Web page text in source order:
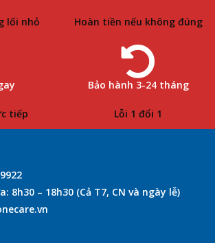
lối nhỏ Hoàn tiền nếu không đúng
tiếp
Bảo hành 3-24 tháng
Lỗi 1 đổi 1
8h30 – 18h30 (Cả T7, CN và ngày lễ)